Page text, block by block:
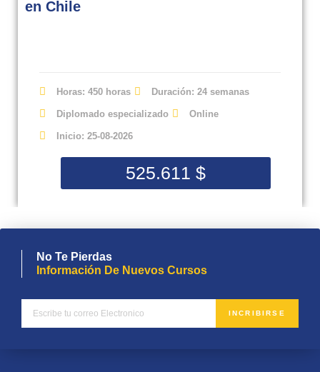
en Chile
Horas: 450 horas Duración: 24 semanas
Diplomado especializado Online
Inicio: 25-08-2026
525.611 $
No Te Pierdas
Información De Nuevos Cursos
INCRIBIRSE